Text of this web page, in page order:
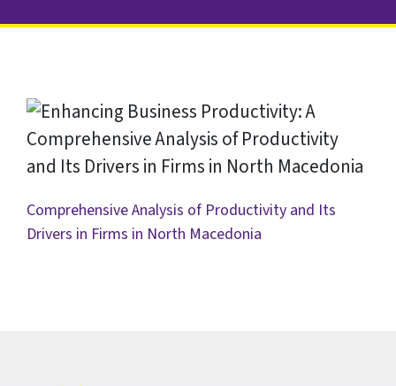
Comprehensive Analysis of Productivity and Its
Drivers in Firms in North Macedonia